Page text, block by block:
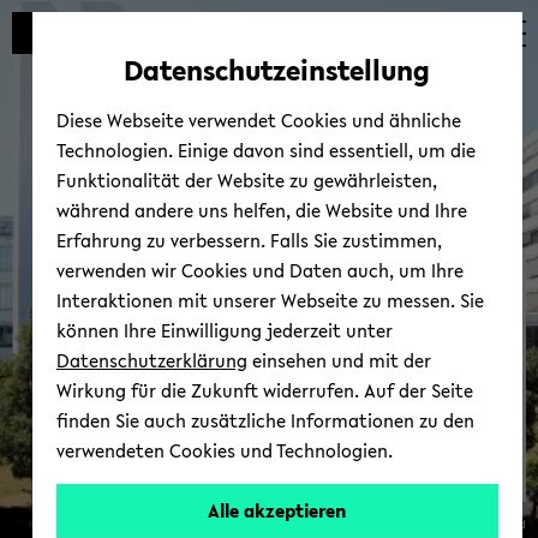
Automatische
vermeiden
zum
wechseln
zum
wechseln
zum
wechseln
Cent­re for Pro­fes­sors |
An­ge­bo­te
© Uni­ver­si­tät Bie­le­feld
Datenschutzeinstellung
Diese Webseite verwendet Cookies und ähnliche
Technologien. Einige davon sind essentiell, um die
Funktionalität der Website zu gewährleisten,
während andere uns helfen, die Website und Ihre
Erfahrung zu verbessern. Falls Sie zustimmen,
verwenden wir Cookies und Daten auch, um Ihre
Interaktionen mit unserer Webseite zu messen. Sie
können Ihre Einwilligung jederzeit unter
Datenschutzerklärung einsehen und mit der
Wirkung für die Zukunft widerrufen. Auf der Seite
finden Sie auch zusätzliche Informationen zu den
verwendeten Cookies und Technologien.
Alle akzeptieren